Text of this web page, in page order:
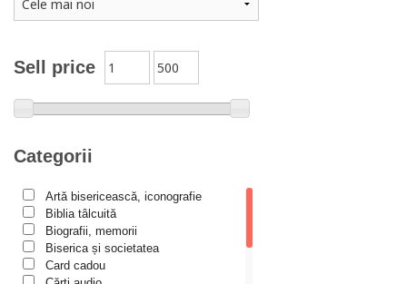
Alexandra Rotariu
Alexandru Creţu
Alexandru Huțanu
Alexandru Lascarov-Moldovanu
Alexandru Rădescu
Alexandru Tkacenko
Alexis Torrance
Sell price
Categorii
Artă bisericească, iconografie
Biblia tâlcuită
Biografii, memorii
Biserica și societatea
Card cadou